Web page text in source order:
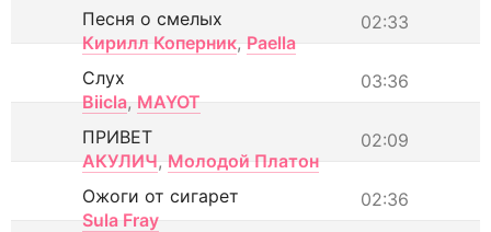
02:33
Песня о смелых
Кирилл Коперник, Paella
03:36
Слух
Biicla, MAYOT
02:09
ПРИВЕТ
АКУЛИЧ, Молодой Платон
02:36
Ожоги от сигарет
Sula Fray